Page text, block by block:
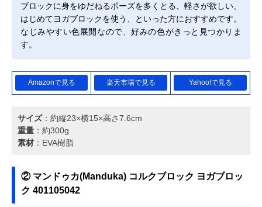
ブロックに身をゆだねるポーズを多くとる、軽さが欲しい、
はじめてヨガブロックを使う、といった方におすすめです。
なじみやすい色展開なので、好みの色がきっと見つかりま
す。
Amazonで見る 楽天市場で見る Yahoo!で見る
サイズ：約縦23×横15×高さ7.6cm
重量 ：約300g
素材 ：EVA樹脂
② マンドゥカ(Manduka) コルクブロック ヨガブロッ
ク 401105042